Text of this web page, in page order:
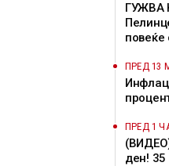
ГУЖВА
повеќе
ПРЕД 13
ПРЕД 1
ден! 35